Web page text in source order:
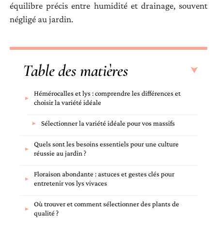
équilibre précis entre humidité et drainage, souvent
négligé au jardin.
Table des matières
Hémérocalles et lys : comprendre les différences et
choisir la variété idéale
Sélectionner la variété idéale pour vos massifs
Quels sont les besoins essentiels pour une culture
réussie au jardin ?
Floraison abondante : astuces et gestes clés pour
entretenir vos lys vivaces
Où trouver et comment sélectionner des plants de
qualité ?